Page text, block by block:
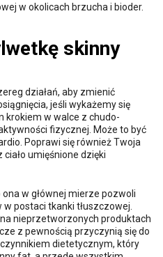
w okolicach brzucha i bioder.
skinny
działań, aby zmienić
jeśli wykażemy się
krokiem w walce z chudo-
fizycznej. Może to być
Poprawi się również Twoja
umięśnione dzięki
w głównej mierze pozwoli
postaci tkanki tłuszczowej.
nieprzetworzonych produktach
z pewnością przyczynią się do
dietetycznym, który